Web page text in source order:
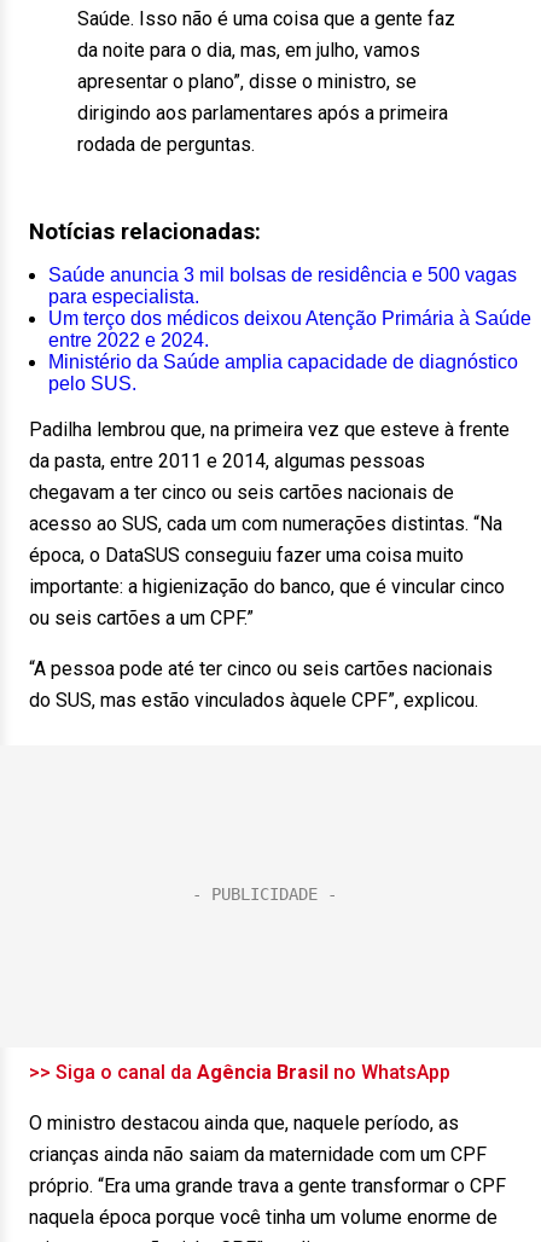
Saúde. Isso não é uma coisa que a gente faz
da noite para o dia, mas, em julho, vamos
apresentar o plano”, disse o ministro, se
dirigindo aos parlamentares após a primeira
rodada de perguntas.
Notícias relacionadas:
Saúde anuncia 3 mil bolsas de residência e 500 vagas
para especialista.
Um terço dos médicos deixou Atenção Primária à Saúde
entre 2022 e 2024.
Ministério da Saúde amplia capacidade de diagnóstico
pelo SUS.
Padilha lembrou que, na primeira vez que esteve à frente
da pasta, entre 2011 e 2014, algumas pessoas
chegavam a ter cinco ou seis cartões nacionais de
acesso ao SUS, cada um com numerações distintas. “Na
época, o DataSUS conseguiu fazer uma coisa muito
importante: a higienização do banco, que é vincular cinco
ou seis cartões a um CPF.”
“A pessoa pode até ter cinco ou seis cartões nacionais
do SUS, mas estão vinculados àquele CPF”, explicou.
>> Siga o canal da Agência Brasil no WhatsApp
O ministro destacou ainda que, naquele período, as
crianças ainda não saiam da maternidade com um CPF
próprio. “Era uma grande trava a gente transformar o CPF
naquela época porque você tinha um volume enorme de